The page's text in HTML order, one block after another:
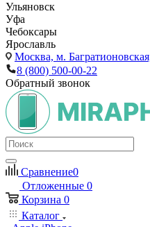
Ульяновск
Уфа
Чебоксары
Ярославль
Москва, м.
8 (800) 500-00-22
Обратный звонок
Сравнение0
Отложенные 0
Корзина 0
Каталог